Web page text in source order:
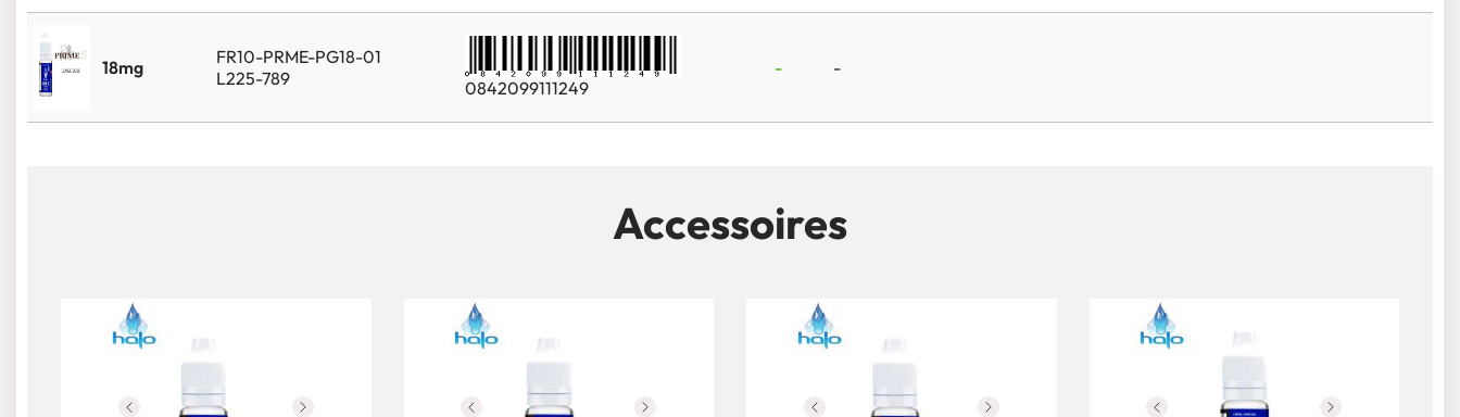
18mg
FR10-PRME-PG18-01
L225-789
0842099111249
- -
Accessoires